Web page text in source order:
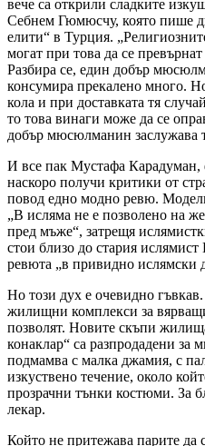
вече са открили сладките
Себнем Гюмюсчу, която пише
елити“ в Турция.
могат при това да се
Разбира се, един добър
консумира прекалено много.
кола и при доставката тя
то това винаги може да се
добър мюсюлманин заслужава
И все пак Мустафа Карадуман,
наскоро получи критики от
повод едно модно ревю.
„В исляма не е позволено на
пред мъже“, затрещя
стои близо до стария
ревюта „в привидно ислямски
Но този дух е очевидно
жилищни комплекси за
позволят. Новите скъпи
конаклар“ са разпродадени за
подмамва с малка джамия, с
изкуствено течение, около
прозрачни тънки костюми. За
лекар.
Който не притежава парите да